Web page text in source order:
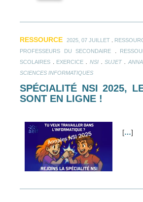
RESSOURCE 2025, 07 JUILLET
PROFESSEURS DU SECONDAIRE
SCOLAIRES
EXERCICE NSI. SUJET.
SCIENCES INFORMATIQUES
SPÉCIALITÉ NSI 2025,
SONT EN LIGNE !
[…]